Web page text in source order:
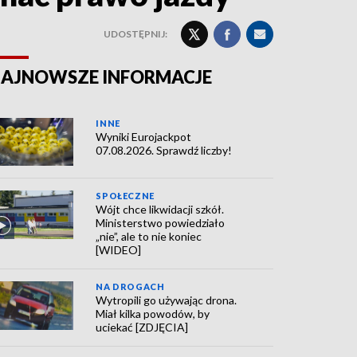
UDOSTĘPNIJ:
INFORMACJE
INNE
Wyniki Eurojackpot
07.08.2026. Sprawdź liczby!
SPOŁECZNE
Wójt chce likwidacji szkół.
Ministerstwo powiedziało
„nie”, ale to nie koniec
[WIDEO]
NA DROGACH
Wytropili go używając drona.
Miał kilka powodów, by
uciekać [ZDJĘCIA]